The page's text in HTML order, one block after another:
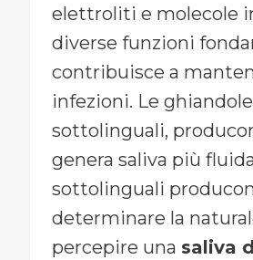
elettroliti e molecole
diverse funzioni
contribuisce a
infezioni. Le
sottolinguali,
genera saliva più
sottolinguali
determinare la
percepire una saliva